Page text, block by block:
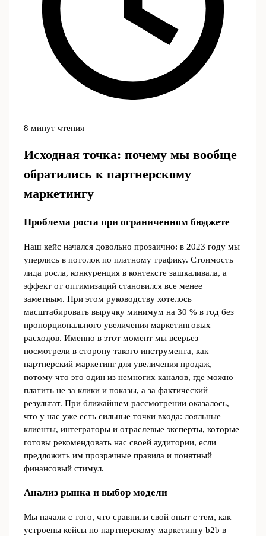
8 минут чтения
Исходная точка: почему мы вообще
обратились к партнерскому
маркетингу
Проблема роста при ограниченном бюджете
Наш кейс начался довольно прозаично: в 2023 году мы
уперлись в потолок по платному трафику. Стоимость
лида росла, конкуренция в контексте зашкаливала, а
эффект от оптимизаций становился все менее
заметным. При этом руководству хотелось
масштабировать выручку минимум на 30 % в год без
пропорционального увеличения маркетинговых
расходов. Именно в этот момент мы всерьез
посмотрели в сторону такого инструмента, как
партнерский маркетинг для увеличения продаж,
потому что это один из немногих каналов, где можно
платить не за клики и показы, а за фактический
результат. При ближайшем рассмотрении оказалось,
что у нас уже есть сильные точки входа: лояльные
клиенты, интеграторы и отраслевые эксперты, которые
готовы рекомендовать нас своей аудитории, если
предложить им прозрачные правила и понятный
финансовый стимул.
Анализ рынка и выбор модели
Мы начали с того, что сравнили свой опыт с тем, как
устроены кейсы по партнерскому маркетингу b2b в